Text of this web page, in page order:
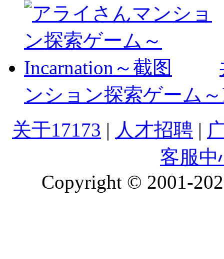
ンション探索ゲーム
关于17173 | 人才招聘 |
客服中
Copyright © 2001-